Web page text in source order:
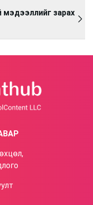
мэдээллийг зарах